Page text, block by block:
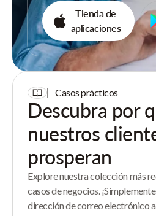
Tienda de
aplicaciones
Casos prácticos
Descubra por
nuestros
prosperan
Explore nuestra colección más
casos de negocios.
dirección de correo electrónico